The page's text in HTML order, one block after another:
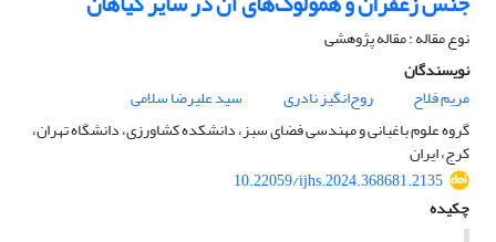
نوع مقاله : مقاله پژوهشی
نویسندگان
مریم فلاح
روح‌انگیز نادری
سید علیرضا سلامی
گروه علوم باغبانی و مهندسی فضای سبز، دانشکده کشاورزی، دانشگاه تهران،
کرج، ایران
10.22059/ijhs.2024.368681.2135
چکیده